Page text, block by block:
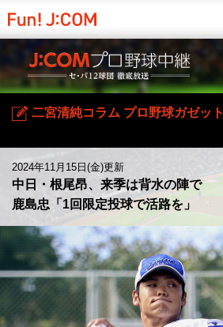
二宮清純コラム プロ野球ガゼット
2024年11月15日(金)更新
中日・根尾昂、来季は背水の陣で
鹿島忠「1回限定投球で活路を」